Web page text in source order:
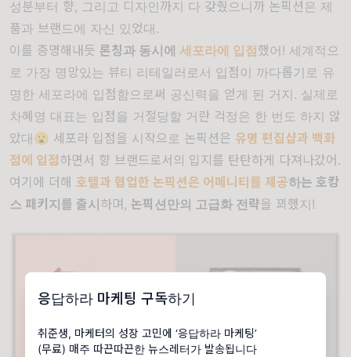
응답하라 마케팅 구독하기
취준생, 마케터의 성장 고민에 ‘응답하라 마케팅’
(무료) 매주 따끈따끈한 뉴스레터가 발송됩니다
성분부터 향, 그리고 디자인까지 다 갖췄으니까 논픽션은 제
품과 브랜드에 자신 있었대.
이를 증명해내듯 론칭과 동시에 세포라에 입점했어! 세계적으
로 가장 명망있는 뷰티 리테일러로서 입점이 까다롭기로 유
명한 세포라에 입점함으로써 공신력을 얻게 된 거지. 실제로
차혜영 대표는 입점을 거절당할 거란 걱정은 한 번도 하지 않
았대😮 세포라 입점을 시작으로 논픽션은 유명 편집샵과 백화
점에 입점하면서 향 브랜드로서의 입지를 탄탄하게 다져나갔어.
여기에 더해 호텔과 협업한 논픽션은 어메니티를 제공하는 호캉
스 패키지를 출시하며, 논픽션만의 고급화 전략을 꾀했지!